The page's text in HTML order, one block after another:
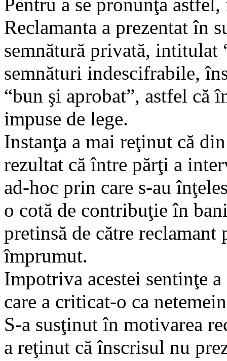
Pentru a se pronunţa
Reclamanta a prezentat în
semnătură privată, intitulat
semnături indescifrabile,
“bun şi aprobat”, astfel că
impuse de lege.
Instanţa a mai reţinut că
rezultat că între părţi a
ad-hoc prin care s-au
o cotă de contribuţie în
pretinsă de către
împrumut.
Impotriva acestei sentinţe
care a criticat-o ca
S-a susţinut în motivarea
a reţinut că înscrisul nu